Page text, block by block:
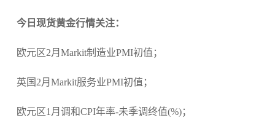
今日现货黄金行情关注：
欧元区2月Markit制造业PMI初值；
英国2月Markit服务业PMI初值；
欧元区1月调和CPI年率-未季调终值(%)；